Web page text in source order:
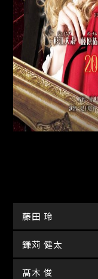
藤田 玲
鎌苅 健太
髙木 俊